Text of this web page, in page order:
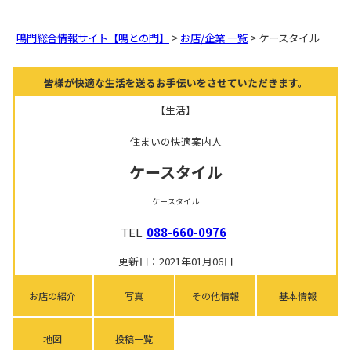
鳴門総合情報サイト【鳴との門】 > お店/企業 一覧 > ケースタイル
皆様が快適な生活を送るお手伝いをさせていただきます。
【生活】
住まいの快適案内人
ケースタイル
ケースタイル
TEL. 088-660-0976
更新日：2021年01月06日
お店の紹介 写真 その他情報 基本情報
地図 投稿一覧